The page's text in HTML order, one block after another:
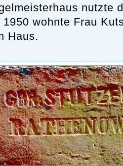
nutzte
1950 wohnte Frau
Haus.